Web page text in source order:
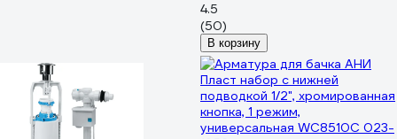
4.5
(50)
В корзину